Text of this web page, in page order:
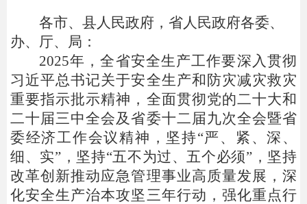
各市、县人民政府，省人民政府各委、
办、厅、局：
2025年，全省安全生产工作要深入贯彻
习近平总书记关于安全生产和防灾减灾救灾
重要指示批示精神，全面贯彻党的二十大和
二十届三中全会及省委十二届九次全会暨省
委经济工作会议精神，坚持“严、紧、深、
细、实”，坚持“五不为过、五个必须”，坚持
改革创新推动应急管理事业高质量发展，深
化安全生产治本攻坚三年行动，强化重点行